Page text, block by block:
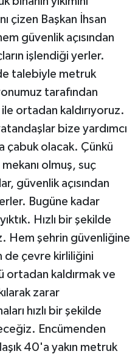
çizen Başkan İhsan
güvenlik açısından
işlendiği yerler.
talebiyle metruk
tarafından
ortadan kaldırıyoruz.
bize yardımcı
çabuk olacak. Çünkü
olmuş, suç
güvenlik açısından
Bugüne kadar
Hızlı bir şekilde
Hem şehrin güvenliğine
de çevre kirliliğini
kaldırmak ve
zarar
hızlı bir şekilde
Encümenden
40'a yakın metruk